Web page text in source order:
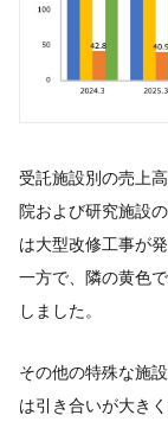
受託施設別の売上
院および研究施設
は大型改修工事が
一方で、隣の黄色
しました。
その他の特殊な施
は引き合いが大き